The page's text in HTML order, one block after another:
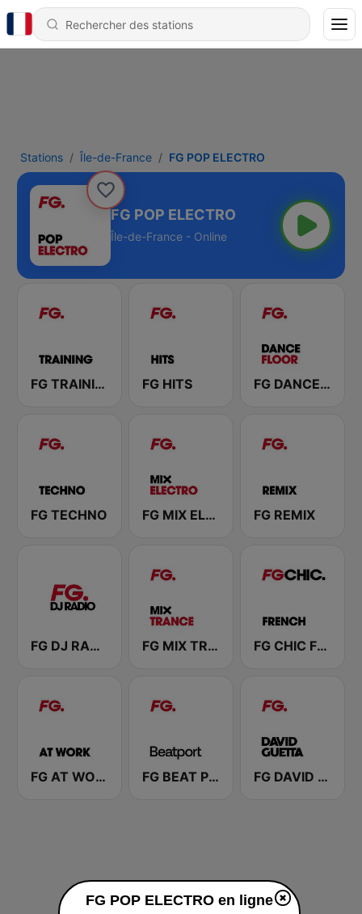
Stations Île-de-France FG POP ELECTRO
FG POP ELECTRO
Île-de-France - Online
FG TRAINING FG HITS FG DANCEFLOOR
FG TECHNO FG MIX ELECTRO FG REMIX
FG DJ RADIO FG MIX TRANCE FG CHIC FRENCH
FG AT WORK FG BEAT PORT FG DAVID GUETTA
FG POP ELECTRO en ligne